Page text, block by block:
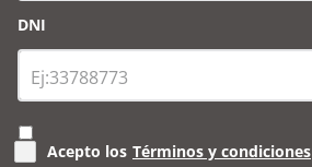
DNI
Acepto los Términos y condiciones